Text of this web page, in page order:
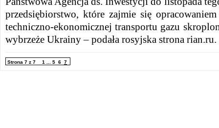
przedsiębiorstwo, które zajmie się
techniczno-ekonomicznej transportu gazu
wybrzeże Ukrainy – podała rosyjska strona rian.ru.
Strona 7 z 7 1 ... 5 6 7